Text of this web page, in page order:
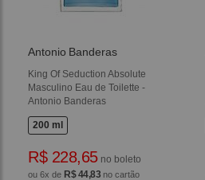
Antonio Banderas
King Of Seduction Absolute
Masculino Eau de Toilette -
Antonio Banderas
200 ml
R$ 228,65no boleto
ou 6x de R$ 44,83 no cartão